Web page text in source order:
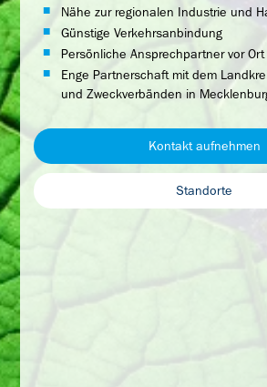
Nähe zur regionalen Industrie und
Günstige Verkehrsanbindung
Persönliche Ansprechpartner vor Ort
Enge Partnerschaft mit dem
und Zweckverbänden in
Kontakt aufnehmen
Standorte